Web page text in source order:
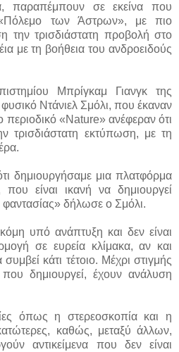
παραπέμπουν σε εκείνα που
των Άστρων», με πιο
την τρισδιάστατη προβολή στο
με τη βοήθεια του ανδροειδούς
Μπρίγκαμ Γιανγκ της
Ντάνιελ Σμόλι, που έκαναν
περιοδικό «Nature» ανέφεραν ότι
τρισδιάστατη εκτύπωση, με τη
δημιουργήσαμε μια πλατφόρμα
που είναι ικανή να δημιουργεί
φαντασίας» δήλωσε ο Σμόλι.
υπό ανάπτυξη και δεν είναι
σε ευρεία κλίμακα, αν και
κάτι τέτοιο. Μέχρι στιγμής
που δημιουργεί, έχουν ανάλυση
όπως η στερεοσκοπία και η
καθώς, μεταξύ άλλων,
αντικείμενα που δεν είναι